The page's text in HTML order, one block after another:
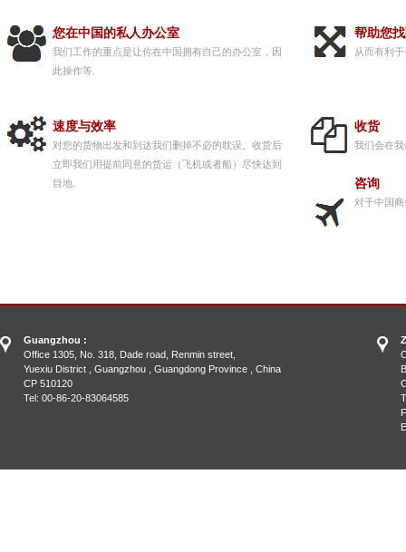
您在中国的私人办公室
我们工作的重点是让你在中国拥有自己的办公室，因
此操作等.
帮助您
从而有利
速度与效率
对您的货物出发和到达我们删掉不必的耽误。收货后
立即我们用提前同意的货运（飞机或者船）尽快达到
目地.
收货
我们会在
咨询
对于中国
Guangzhou :
Office 1305, No. 318, Dade road, Renmin street,
Yuexiu District , Guangzhou , Guangdong Province , China
CP 510120
Tel: 00-86-20-83064585